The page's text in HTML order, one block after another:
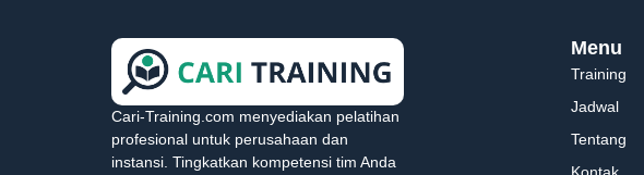
Cari-Training.com menyediakan pelatihan
profesional untuk perusahaan dan
instansi. Tingkatkan kompetensi tim Anda
Menu
Training
Jadwal
Tentang